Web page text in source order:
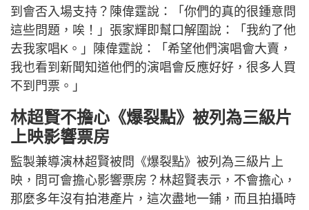
到會否入場支持？陳偉霆說：「你們的真的很鍾意問
這些問題，唉！」張家輝即幫口解圍說：「我約了他
去我家唱K。」陳偉霆說：「希望他們演唱會大賣，
我也看到新聞知道他們的演唱會反應好好，很多人買
不到門票。」
林超賢不擔心《爆裂點》被列為三級片
上映影響票房
監製兼導演林超賢被問《爆裂點》被列為三級片上
映，問可會擔心影響票房？林超賢表示，不會擔心，
那麼多年沒有拍港產片，這次盡地一鋪，而且拍攝時